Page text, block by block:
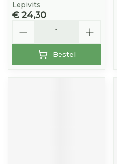
Lepivits
€ 24,30
Bestel